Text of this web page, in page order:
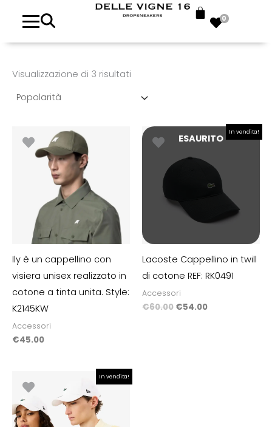
0
Visualizzazione di 3 risultati
Popolarità
Ily è un cappellino con
visiera unisex realizzato in
cotone a tinta unita. Style:
K2145KW
Accessori
€45.00
In vendita!
ESAURITO
Lacoste Cappellino in twill
di cotone REF: RK0491
Accessori
€60.00
prezzo
era:
€54.00
prezzo
è:
€54.00.
In vendita!
prezzo
originale
era:
€49.90.
prezzo
attuale
è:
€44.91.